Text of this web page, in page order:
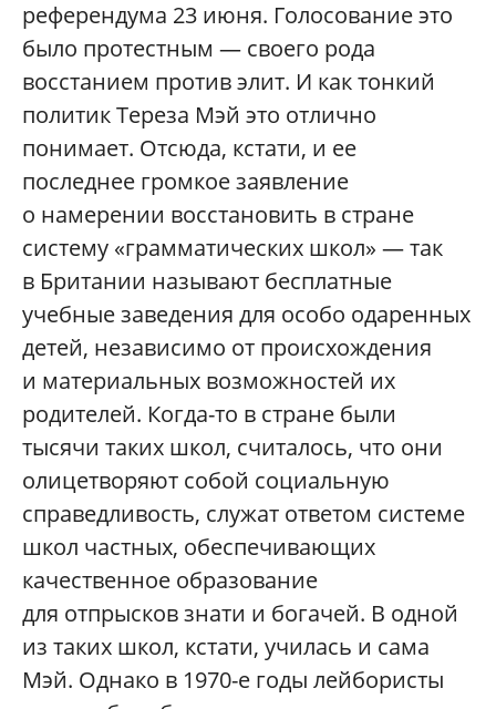
референдума 23 июня. Голосование это
было протестным — своего рода
восстанием против элит. И как тонкий
политик Тереза Мэй это отлично
понимает. Отсюда, кстати, и ее
последнее громкое заявление
о намерении восстановить в стране
систему «грамматических школ» — так
в Британии называют бесплатные
учебные заведения для особо одаренных
детей, независимо от происхождения
и материальных возможностей их
родителей. Когда-то в стране были
тысячи таких школ, считалось, что они
олицетворяют собой социальную
справедливость, служат ответом системе
школ частных, обеспечивающих
качественное образование
для отпрысков знати и богачей. В одной
из таких школ, кстати, училась и сама
Мэй. Однако в 1970-е годы лейбористы